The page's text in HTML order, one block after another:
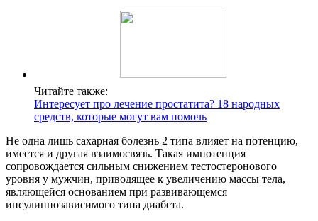
Читайте также:
Интересует про лечение простатита? 18 народных
средств, которые могут вам помочь
Не одна лишь сахарная болезнь 2 типа влияет на потенцию,
имеется и другая взаимосвязь. Такая импотенция
сопровождается сильным снижением тестостеронового
уровня у мужчин, приводящее к увеличению массы тела,
являющейся основанием при развивающемся
инсулиннозависимого типа диабета.